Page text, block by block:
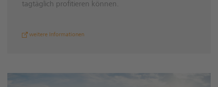
tagtäglich profitieren können.
weitere Informationen